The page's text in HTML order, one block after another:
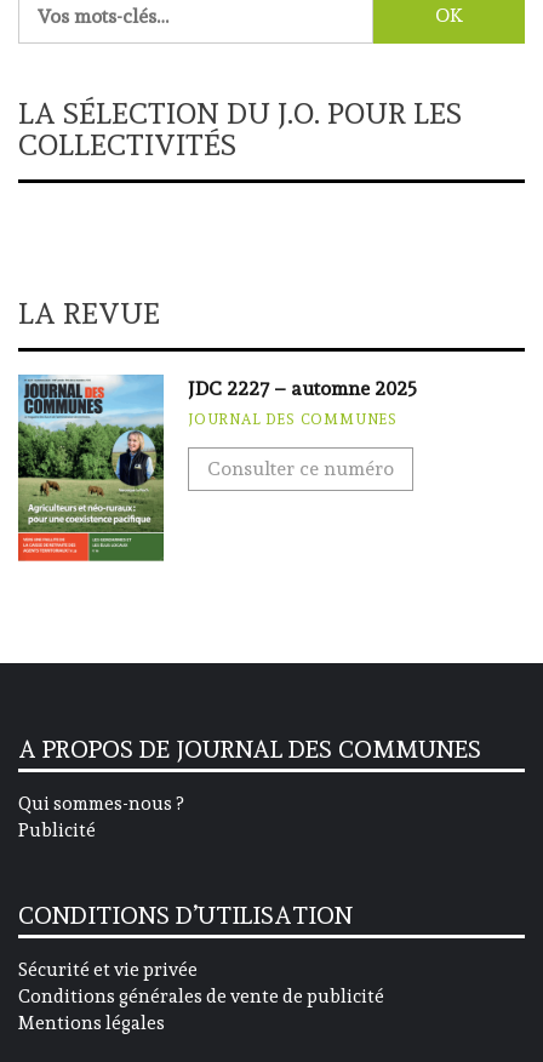
LA SÉLECTION DU J.O. POUR LES
COLLECTIVITÉS
LA REVUE
JDC 2227 – automne 2025
JOURNAL DES COMMUNES
Consulter ce numéro
A PROPOS DE JOURNAL DES COMMUNES
Qui sommes-nous ?
Publicité
CONDITIONS D’UTILISATION
Sécurité et vie privée
Conditions générales de vente de publicité
Mentions légales